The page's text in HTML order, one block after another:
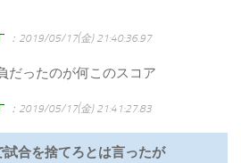
：2019/05/17(金) 21:40:36.97
だったのが何このスコア
：2019/05/17(金) 21:41:27.83
合を捨てろとは言ったが